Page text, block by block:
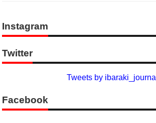
Instagram
Twitter
Tweets by ibaraki_journal
Facebook